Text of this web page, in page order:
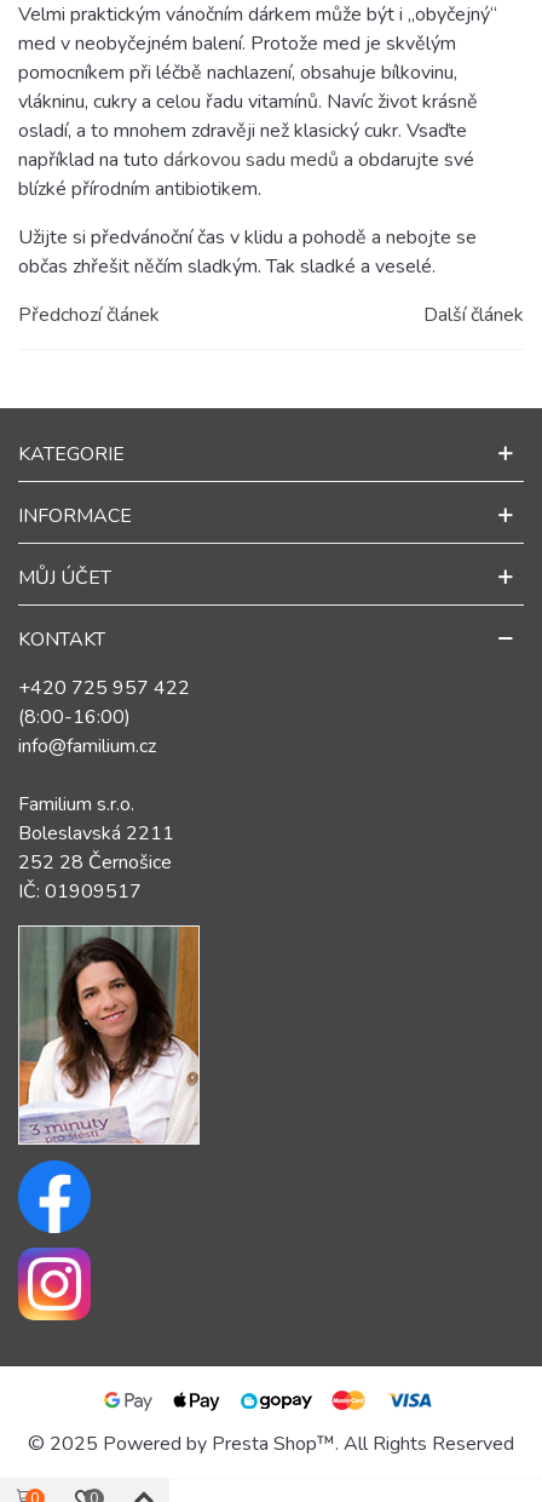
Velmi praktickým vánočním dárkem může být i „obyčejný“
med v neobyčejném balení. Protože med je skvělým
pomocníkem při léčbě nachlazení, obsahuje bílkovinu,
vlákninu, cukry a celou řadu vitamínů. Navíc život krásně
osladí, a to mnohem zdravěji než klasický cukr. Vsaďte
například na tuto dárkovou sadu medů a obdarujte své
blízké přírodním antibiotikem.
Užijte si předvánoční čas v klidu a pohodě a nebojte se
občas zhřešit něčím sladkým. Tak sladké a veselé.
Předchozí článek
Další článek
KATEGORIE
INFORMACE
MŮJ ÚČET
KONTAKT
+420 725 957 422
(8:00-16:00)
info@familium.cz
Familium s.r.o.
Boleslavská 2211
252 28 Černošice
IČ: 01909517
© 2025 Powered by Presta Shop™. All Rights Reserved